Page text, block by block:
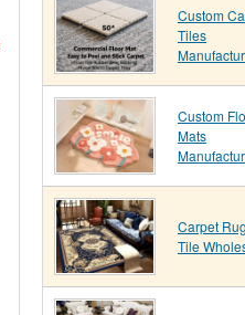
Custom
Tiles
Custom
Mats
Carpet
Tile